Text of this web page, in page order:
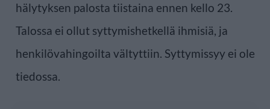
hälytyksen palosta tiistaina ennen kello 23.
Talossa ei ollut syttymishetkellä ihmisiä, ja
henkilövahingoilta vältyttiin. Syttymissyy ei ole
tiedossa.